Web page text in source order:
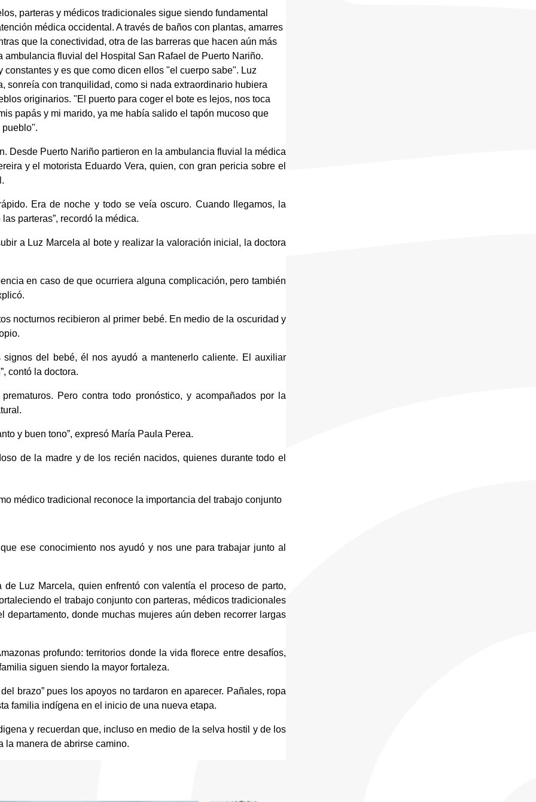
parteras y médicos tradicionales sigue siendo fundamental
médica occidental. A través de baños con plantas, amarres
que la conectividad, otra de las barreras que hacen aún más
fluvial del Hospital San Rafael de Puerto Nariño.
y es que como dicen ellos "el cuerpo sabe". Luz
con tranquilidad, como si nada extraordinario hubiera
originarios. "El puerto para coger el bote es lejos, nos toca
papás y mi marido, ya me había salido el tapón mucoso que
pueblo".
Desde Puerto Nariño partieron en la ambulancia fluvial la médica
y el motorista Eduardo Vera, quien, con gran pericia sobre el
Era de noche y todo se veía oscuro. Cuando llegamos, la
parteras”, recordó la médica.
a Luz Marcela al bote y realizar la valoración inicial, la doctora
en caso de que ocurriera alguna complicación, pero también
nocturnos recibieron al primer bebé. En medio de la oscuridad y
del bebé, él nos ayudó a mantenerlo caliente. El auxiliar
contó la doctora.
Pero contra todo pronóstico, y acompañados por la
y buen tono”, expresó María Paula Perea.
de la madre y de los recién nacidos, quienes durante todo el
médico tradicional reconoce la importancia del trabajo conjunto
ese conocimiento nos ayudó y nos une para trabajar junto al
Luz Marcela, quien enfrentó con valentía el proceso de parto,
el trabajo conjunto con parteras, médicos tradicionales
donde muchas mujeres aún deben recorrer largas
profundo: territorios donde la vida florece entre desafíos,
siguen siendo la mayor fortaleza.
brazo” pues los apoyos no tardaron en aparecer. Pañales, ropa
familia indígena en el inicio de una nueva etapa.
y recuerdan que, incluso en medio de la selva hostil y de los
la manera de abrirse camino.